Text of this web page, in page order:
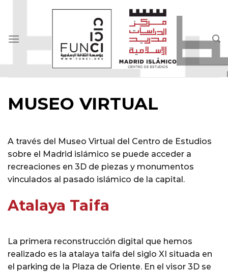
MUSEO VIRTUAL
A través del Museo Virtual del Centro de Estudios
sobre el Madrid islámico se puede acceder a
recreaciones en 3D de piezas y monumentos
vinculados al pasado islámico de la capital.
Atalaya Taifa
La primera reconstrucción digital que hemos
realizado es la atalaya taifa del siglo XI situada en
el parking de la Plaza de Oriente. En el visor 3D se